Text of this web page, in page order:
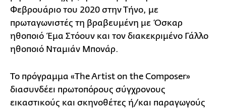
Φεβρουάριο του 2020 στην Τήνο, με
πρωταγωνιστές τη βραβευμένη με Όσκαρ
ηθοποιό Έμα Στόουν και τον διακεκριμένο Γάλλο
ηθοποιό Νταμιάν Μπονάρ.
Το πρόγραμμα «The Artist on the Composer»
διασυνδέει πρωτοπόρους σύγχρονους
εικαστικούς και σκηνοθέτες ή/και παραγωγούς